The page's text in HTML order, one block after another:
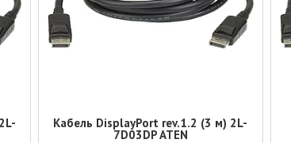
Кабель DisplayPort rev.1.2 (3 м) 2L-
7D03DP ATEN